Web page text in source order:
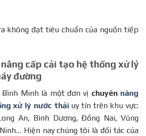
đạt tiêu chuẩn của nguồn tiếp
cấp cải tạo hệ thống xử lý
đường
Minh là một đơn vị chuyên nâng
xử lý nước thảiuy tín trên khu vực:
An, Bình Dương, Đồng Nai, Vũng
Hiện nay chúng tôi là đối tác của